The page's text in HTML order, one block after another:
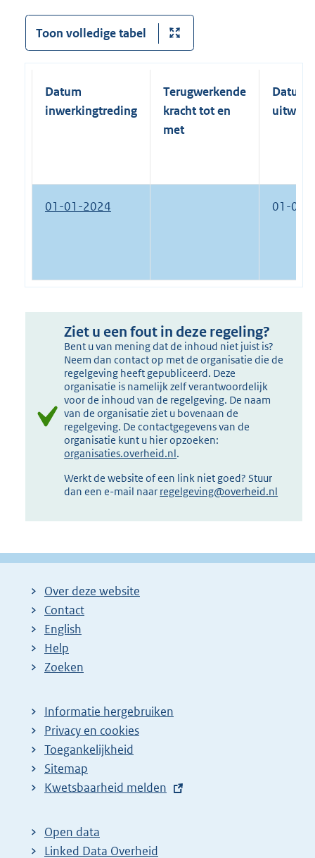
Toon volledige tabel
Datum
inwerkingtreding
Terugwerkende
kracht tot en
met
Datum
01-01-2024 01-01-
Ziet u een fout in deze regeling?
Bent u van mening dat de inhoud niet juist is?
Neem dan contact op met de organisatie die de
regelgeving heeft gepubliceerd. Deze
organisatie is namelijk zelf verantwoordelijk
voor de inhoud van de regelgeving. De naam
van de organisatie ziet u bovenaan de
regelgeving. De contactgegevens van de
organisatie kunt u hier opzoeken:
organisaties.overheid.nl.
Werkt de website of een link niet goed? Stuur
dan een e-mail naar regelgeving@overheid.nl
Over deze website
Contact
English
Help
Zoeken
Informatie hergebruiken
Privacy en cookies
Toegankelijkheid
Sitemap
E
t
e
Kwetsbaarheid melden
Open data
Linked Data Overheid